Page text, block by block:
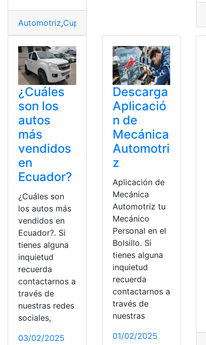
Automotriz,Cupos
¿Cuáles
son los
autos
más
vendidos
en
Ecuador?
¿Cuáles son
los autos más
vendidos en
Ecuador?. Si
tienes alguna
inquietud
recuerda
contactarnos a
través de
nuestras redes
sociales,
03/02/2025
Descarga
Aplicació
n de
Mecánica
Automotri
z
Aplicación de
Mecánica
Automotriz tu
Mecánico
Personal en el
Bolsillo. Si
tienes alguna
inquietud
recuerda
contactarnos a
través de
nuestras
01/02/2025